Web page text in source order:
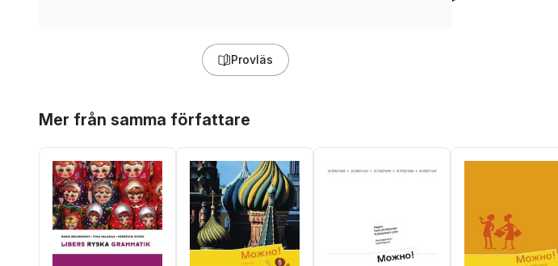
Provläs
Mer från samma författare